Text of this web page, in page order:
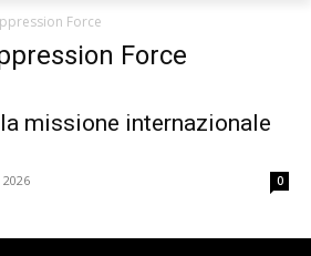
Force
Force
missione internazionale
0